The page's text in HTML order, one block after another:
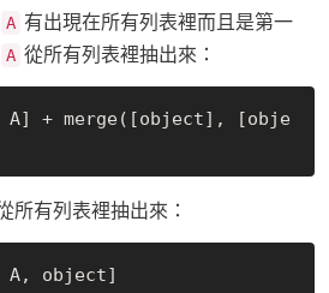
A 有出現在所有列表裡而且是第一
A 從所有列表裡抽出來：
A] + merge([object], [obje
所有列表裡抽出來：